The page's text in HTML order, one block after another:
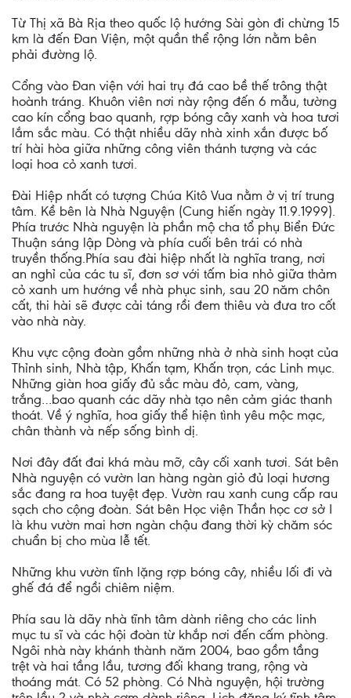
Từ Thị xã Bà Rịa theo quốc lộ hướng Sài gòn đi chừng 15
km là đến Đan Viện, một quần thể rộng lớn nằm bên
phải đường lộ.
Cổng vào Đan viện với hai trụ đá cao bề thế trông thật
hoành tráng. Khuôn viên nơi này rộng đến 6 mẫu, tường
cao kín cổng bao quanh, rợp bóng cây xanh và hoa tươi
lắm sắc màu. Có thật nhiều dãy nhà xinh xắn được bố
trí hài hòa giữa những công viên thánh tượng và các
loại hoa cỏ xanh tươi.
Đài Hiệp nhất có tượng Chúa Kitô Vua nằm ở vị trí trung
tâm. Kề bên là Nhà Nguyện (Cung hiến ngày 11.9.1999).
Phía trước Nhà nguyện là phần mộ cha tổ phụ Biển Đức
Thuận sáng lập Dòng và phía cuối bên trái có nhà
truyền thống.Phía sau đài hiệp nhất là nghĩa trang, nơi
an nghỉ của các tu sĩ, đơn sơ với tấm bia nhỏ giữa thảm
cỏ xanh um hướng về nhà phục sinh, sau 20 năm chôn
cất, thi hài sẽ được cải táng rồi đem thiêu và đưa tro cốt
vào nhà này.
Khu vực cộng đoàn gồm những nhà ở nhà sinh hoạt của
Thỉnh sinh, Nhà tập, Khấn tạm, Khấn trọn, các Linh mục.
Những giàn hoa giấy đủ sắc màu đỏ, cam, vàng,
trắng…bao quanh các dãy nhà tạo nên cảm giác thanh
thoát. Về ý nghĩa, hoa giấy thể hiện tình yêu mộc mạc,
chân thành và nếp sống bình dị.
Nơi đây đất đai khá màu mỡ, cây cối xanh tươi. Sát bên
Nhà nguyện có vườn lan hàng ngàn giỏ đủ loại hương
sắc đang ra hoa tuyệt đẹp. Vườn rau xanh cung cấp rau
sạch cho cộng đoàn. Sát bên Học viện Thần học cơ sở I
là khu vườn mai hơn ngàn chậu đang thời kỳ chăm sóc
chuẩn bị cho mùa lễ tết.
Những khu vườn tĩnh lặng rợp bóng cây, nhiều lối đi và
ghế đá để ngồi chiêm niệm.
Phía sau là dãy nhà tĩnh tâm dành riêng cho các linh
mục tu sĩ và các hội đoàn từ khắp nơi đến cấm phòng.
Ngôi nhà này khánh thành năm 2004, bao gồm tầng
trệt và hai tầng lầu, tương đối khang trang, rộng và
thoáng mát. Có 52 phòng. Có Nhà nguyện, hội trường